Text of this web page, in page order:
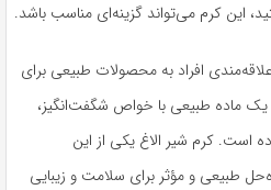
این کرم می‌تواند گزینه‌ای مناسب باشد.
افراد به محصولات طبیعی برای
یک ماده طبیعی با خواص شگفت‌انگیز،
است. کرم شیر الاغ یکی از این
طبیعی و مؤثر برای سلامت و زیبایی